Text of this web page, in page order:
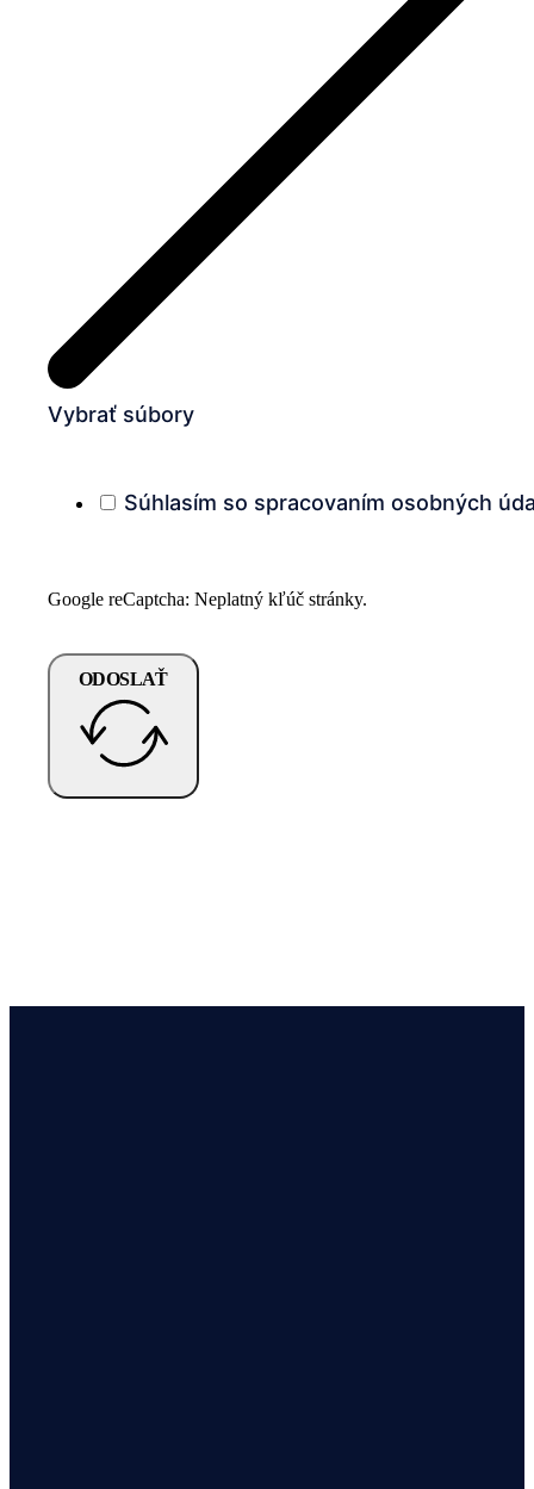
Vybrať súbory
Súhlasím so spracovaním osobných
Google reCaptcha: Neplatný kľúč stránky.
ODOSLAŤ